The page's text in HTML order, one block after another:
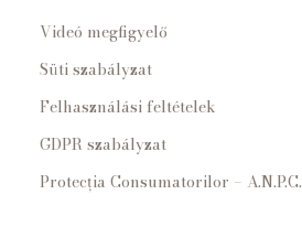
Videó megfigyelő
Süti szabályzat
Felhasználási feltételek
GDPR szabályzat
Protecția Consumatorilor – A.N.P.C.